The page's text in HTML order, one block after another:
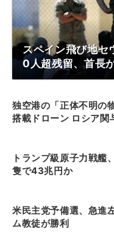
スペイン飛び地
0人超残留、首長
独空港の「正体不明の
搭載ドローン ロシア関
トランプ級原子力戦艦
隻で43兆円か
米民主党予備選、急進
ム教徒が勝利